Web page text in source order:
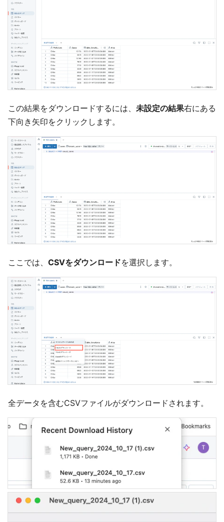
この結果をダウンロードするには、 未設定の結果右にある
下向き矢印をクリックします。
ここでは、 CSVをダウンロードを選択します。
全データを含むCSVファイルがダウンロードされます。